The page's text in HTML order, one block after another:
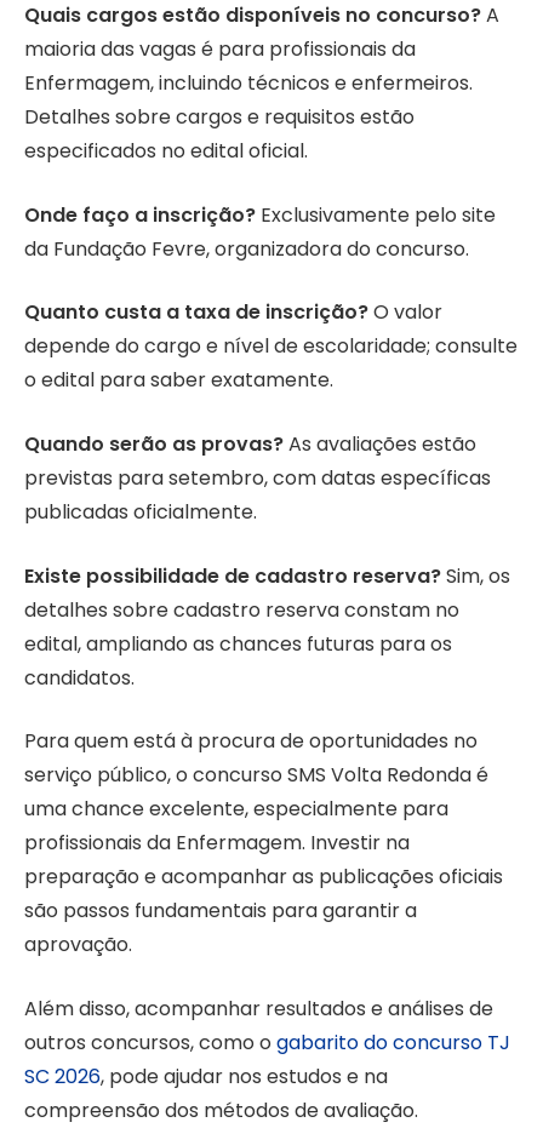
Quais cargos estão disponíveis no concurso?A
maioria das vagas é para profissionais da
Enfermagem, incluindo técnicos e enfermeiros.
Detalhes sobre cargos e requisitos estão
especificados no edital oficial.
Onde faço a inscrição? Exclusivamente pelo site
da Fundação Fevre, organizadora do concurso.
Quanto custa a taxa de inscrição?O valor
depende do cargo e nível de escolaridade; consulte
o edital para saber exatamente.
Quando serão as provas?As avaliações estão
previstas para setembro, com datas específicas
publicadas oficialmente.
Existe possibilidade de cadastro reserva?Sim, os
detalhes sobre cadastro reserva constam no
edital, ampliando as chances futuras para os
candidatos.
Para quem está à procura de oportunidades no
serviço público, o concurso SMS Volta Redonda é
uma chance excelente, especialmente para
profissionais da Enfermagem. Investir na
preparação e acompanhar as publicações oficiais
são passos fundamentais para garantir a
aprovação.
Além disso, acompanhar resultados e análises de
outros concursos, como o gabarito do concurso TJ
SC 2026, pode ajudar nos estudos e na
compreensão dos métodos de avaliação.